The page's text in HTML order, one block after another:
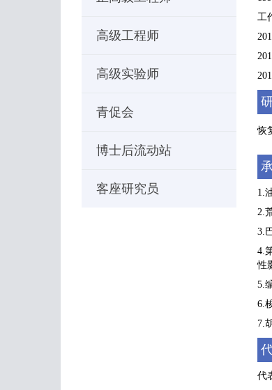
高级工程师
高级实验师
青促会
博士后流动站
客座研究员
工
恢
1.
2.
3.
4.
性
5.
6.
7.
代